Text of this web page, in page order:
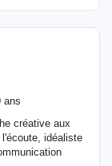
ans
créative aux
idéaliste